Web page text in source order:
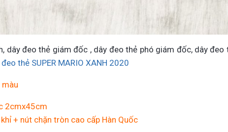
dây đeo thẻ giám đốc , dây đeo thẻ phó giám đốc, dây
thẻ SUPER MARIO XANH 2020
2cmx45cm
+ nút chặn tròn cao cấp Hàn Quốc